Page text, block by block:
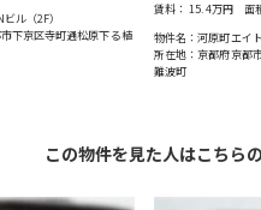
ル（2F）
下京区寺町通松原下る植
賃料：15.4万円面
物件名：河原町エイ
所在地：京都府京都
難波町
この物件を見た人はこちら